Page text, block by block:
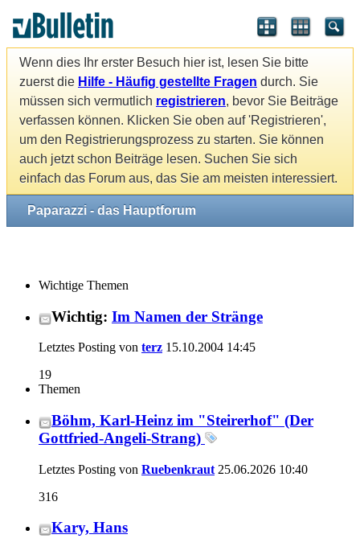
Wenn dies Ihr erster Besuch hier ist, lesen Sie bitte
zuerst die Hilfe - Häufig gestellte Fragen durch. Sie
müssen sich vermutlich registrieren, bevor Sie Beiträge
verfassen können. Klicken Sie oben auf 'Registrieren',
um den Registrierungsprozess zu starten. Sie können
auch jetzt schon Beiträge lesen. Suchen Sie sich
einfach das Forum aus, das Sie am meisten interessiert.
Paparazzi - das Hauptforum
Wichtige Themen
Wichtig: Im Namen der Stränge
Letztes Posting von terz 15.10.2004 14:45
19
Themen
Böhm, Karl-Heinz im "Steirerhof" (Der
Gottfried-Angeli-Strang)
Letztes Posting von Ruebenkraut 25.06.2026 10:40
316
Kary, Hans